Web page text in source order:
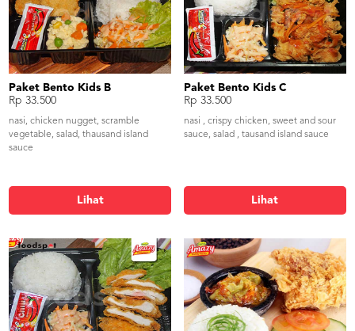
Paket Bento Kids B
Rp 33.500
nasi, chicken nugget, scramble
vegetable, salad, thausand island
sauce
Lihat
Paket Bento Kids C
Rp 33.500
nasi , crispy chicken, sweet and sour
sauce, salad , tausand island sauce
Lihat